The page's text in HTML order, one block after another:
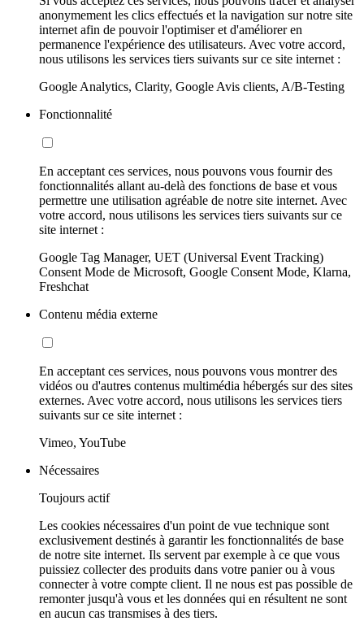
anonymement les clics effectués et la navigation sur notre site
internet afin de pouvoir l'optimiser et d'améliorer en
permanence l'expérience des utilisateurs. Avec votre accord,
nous utilisons les services tiers suivants sur ce site internet :
Google Analytics, Clarity, Google Avis clients, A/B-Testing
Fonctionnalité
En acceptant ces services, nous pouvons vous fournir des
fonctionnalités allant au-delà des fonctions de base et vous
permettre une utilisation agréable de notre site internet. Avec
votre accord, nous utilisons les services tiers suivants sur ce
site internet :
Google Tag Manager, UET (Universal Event Tracking)
Consent Mode de Microsoft, Google Consent Mode, Klarna,
Freshchat
Contenu média externe
En acceptant ces services, nous pouvons vous montrer des
vidéos ou d'autres contenus multimédia hébergés sur des sites
externes. Avec votre accord, nous utilisons les services tiers
suivants sur ce site internet :
Vimeo, YouTube
Nécessaires
Toujours actif
Les cookies nécessaires d'un point de vue technique sont
exclusivement destinés à garantir les fonctionnalités de base
de notre site internet. Ils servent par exemple à ce que vous
puissiez collecter des produits dans votre panier ou à vous
connecter à votre compte client. Il ne nous est pas possible de
remonter jusqu'à vous et les données qui en résultent ne sont
en aucun cas transmises à des tiers.